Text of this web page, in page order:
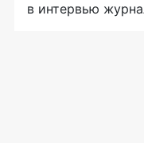
в интервью